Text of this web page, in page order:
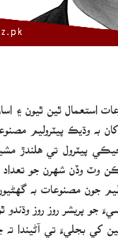
وڌيڪ پيٽروليم
پيٽرول تي هلندڙ
وٽ وڏن شهرن جو
جون مصنوعات به
کي بجليءَ تي آڻيندا ته